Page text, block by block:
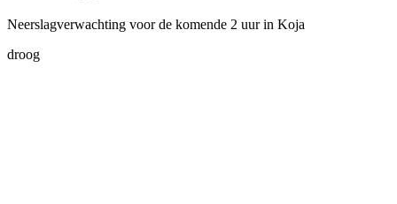
Neerslagverwachting voor de komende 2 uur in Koja
droog